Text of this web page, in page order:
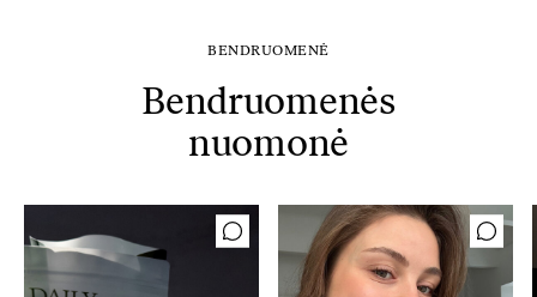
BENDRUOMENĖ
Bendruomenės
nuomonė